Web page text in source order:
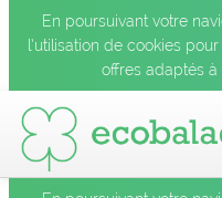
En poursuivant votre
l’utilisation de cookies
offres adaptés à